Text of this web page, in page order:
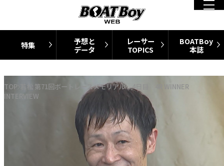
特集
予想と
データ
レーサー
TOPICS
BOATBoy
本誌
TOP
若松 第71回ボートレースメモリアル 4日目 4R WINNER
INTERVIEW